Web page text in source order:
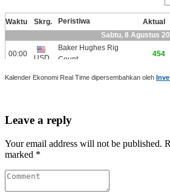
Kalender Ekonomi Real Time dipersembahkan oleh
Leave a reply
Your email address will not be published.
marked *